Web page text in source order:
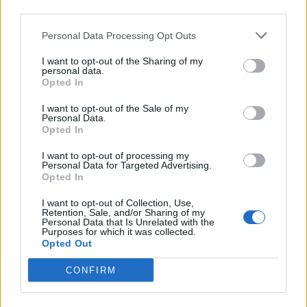
Personal Data Processing Opt Outs
I want to opt-out of the Sharing of my
personal data.
Opted In
I want to opt-out of the Sale of my
Personal Data.
Opted In
I want to opt-out of processing my
Personal Data for Targeted Advertising.
Opted In
I want to opt-out of Collection, Use,
Retention, Sale, and/or Sharing of my
Personal Data that Is Unrelated with the
Purposes for which it was collected.
Opted Out
CONFIRM
In evidenza